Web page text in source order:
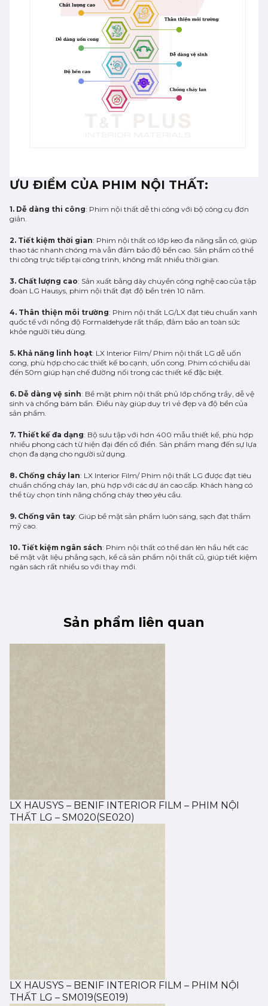
ƯU ĐIỂM CỦA PHIM NỘI THẤT:
1. Dễ dàng thi công: Phim nội thất dễ thi công với bộ công cụ đơn
giản.
2. Tiết kiệm thời gian: Phim nội thất có lớp keo đa năng sẵn có, giúp
thao tác nhanh chóng mà vẫn đảm bảo độ bền cao. Sản phẩm có thể
thi công trực tiếp tại công trình, không mất nhiều thời gian.
3. Chất lượng cao: Sản xuất bằng dây chuyền công nghệ cao của tập
đoàn LG Hausys, phim nội thất đạt độ bền trên 10 năm.
4. Thân thiện môi trường: Phim nội thất LG/LX đạt tiêu chuẩn xanh
quốc tế với nồng độ Formaldehyde rất thấp, đảm bảo an toàn sức
khỏe người tiêu dùng.
5. Khả năng linh hoạt: LX Interior Film/ Phim nội thất LG dễ uốn
cong, phù hợp cho các thiết kế bo cạnh, uốn cong. Phim có chiều dài
đến 50m giúp hạn chế đường nối trong các thiết kế đặc biệt.
6. Dễ dàng vệ sinh: Bề mặt phim nội thất phủ lớp chống trầy, dễ vệ
sinh và chống bám bẩn. Điều này giúp duy trì vẻ đẹp và độ bền của
sản phẩm.
7. Thiết kế đa dạng: Bộ sưu tập với hơn 400 mẫu thiết kế, phù hợp
nhiều phong cách từ hiện đại đến cổ điển. Sản phẩm mang đến sự lựa
chọn đa dạng cho người sử dụng.
8. Chống cháy lan: LX Interior Film/ Phim nội thất LG được đạt tiêu
chuẩn chống cháy lan, phù hợp với các dự án cao cấp. Khách hàng có
thể tùy chọn tính năng chống cháy theo yêu cầu.
9. Chống vân tay: Giúp bề mặt sản phẩm luôn sáng, sạch đạt thẩm
mỹ cao.
10. Tiết kiệm ngân sách: Phim nội thất có thể dán lên hầu hết các
bề mặt vật liệu phẳng sạch, kể cả sản phẩm nội thất cũ, giúp tiết kiệm
ngân sách rất nhiều so với thay mới.
Sản phẩm liên quan
LX HAUSYS – BENIF INTERIOR FILM – PHIM NỘI
THẤT LG – SM020(SE020)
LX HAUSYS – BENIF INTERIOR FILM – PHIM NỘI
THẤT LG – SM019(SE019)